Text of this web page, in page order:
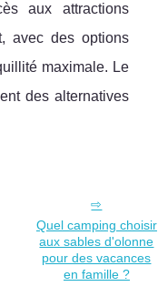
aux attractions
avec des options
maximale. Le
des alternatives
Quel camping choisir
aux sables d'olonne
pour des vacances
en famille ?